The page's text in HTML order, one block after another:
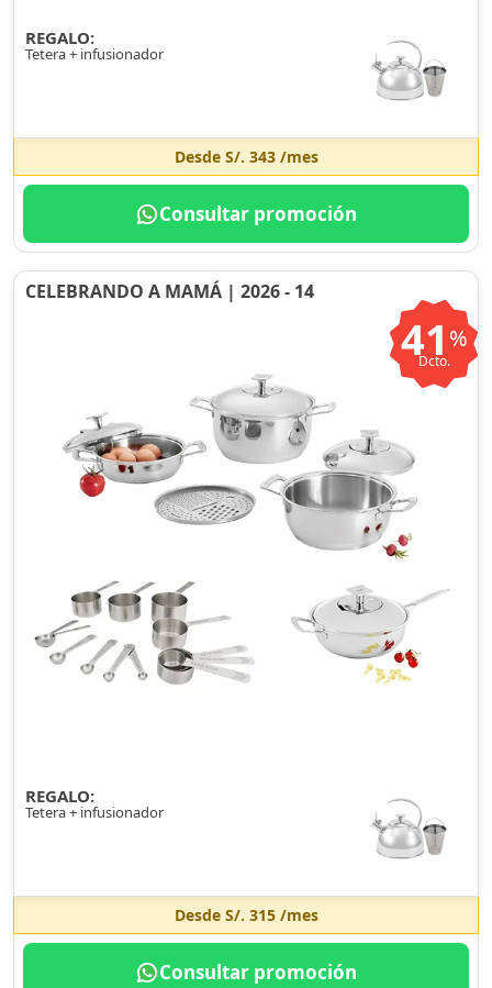
REGALO:
Tetera + infusionador
Desde S/. 343/mes
Consultar promoción
CELEBRANDO A MAMÁ | 2026 - 14
41 %
Dcto.
REGALO:
Tetera + infusionador
Desde S/. 315/mes
Consultar promoción